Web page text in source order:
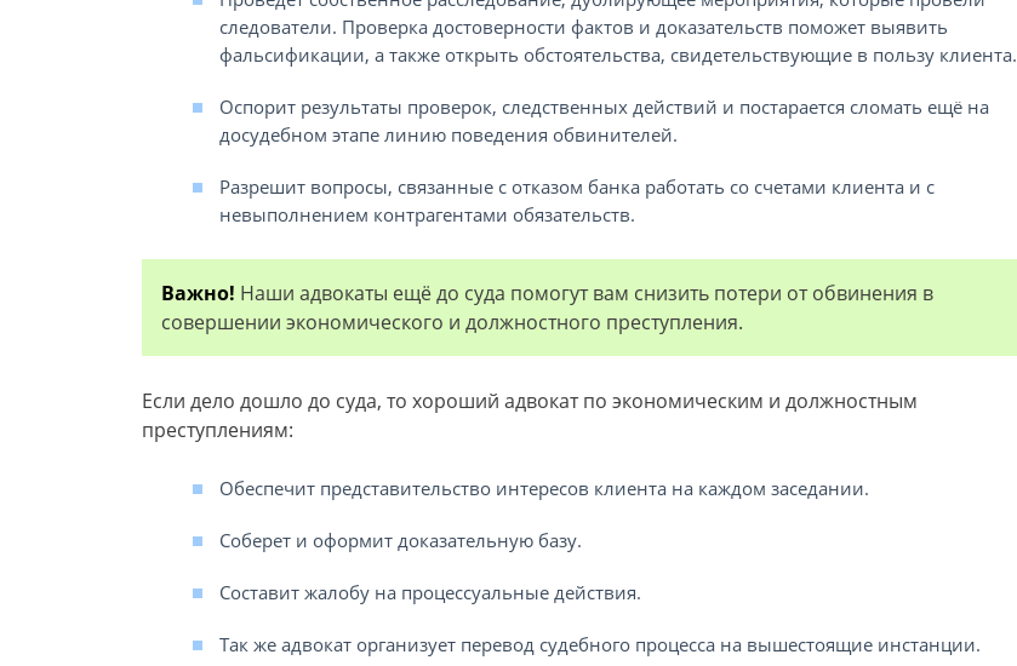
следователи. Проверка достоверности фактов и доказательств поможет выявить
фальсификации, а также открыть обстоятельства, свидетельствующие в пользу клиента.
Оспорит результаты проверок, следственных действий и постарается сломать ещё на
досудебном этапе линию поведения обвинителей.
Разрешит вопросы, связанные с отказом банка работать со счетами клиента и с
невыполнением контрагентами обязательств.
Важно! Наши адвокаты ещё до суда помогут вам снизить потери от обвинения в
совершении экономического и должностного преступления.
Если дело дошло до суда, то хороший адвокат по экономическим и должностным
преступлениям:
Обеспечит представительство интересов клиента на каждом заседании.
Соберет и оформит доказательную базу.
Составит жалобу на процессуальные действия.
Так же адвокат организует перевод судебного процесса на вышестоящие инстанции.